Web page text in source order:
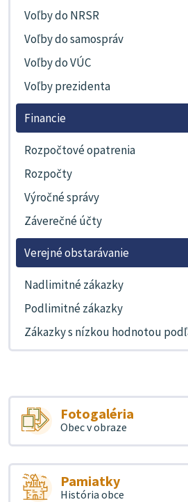
Voľby do NRSR
Voľby do samospráv
Voľby do VÚC
Voľby prezidenta
Financie
Rozpočtové opatrenia
Rozpočty
Výročné správy
Záverečné účty
Verejné obstarávanie
Nadlimitné zákazky
Podlimitné zákazky
Zákazky s nízkou hodnotou
Fotogaléria
Obec v obraze
Pamiatky
História obce